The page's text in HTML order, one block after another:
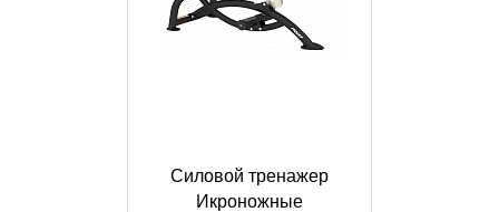
Силовой тренажер
Икроножные